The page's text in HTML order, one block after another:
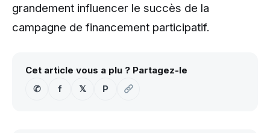
grandement influencer le succès de la
campagne de financement participatif.
Cet article vous a plu ? Partagez-le
✆
f 𝕏 P